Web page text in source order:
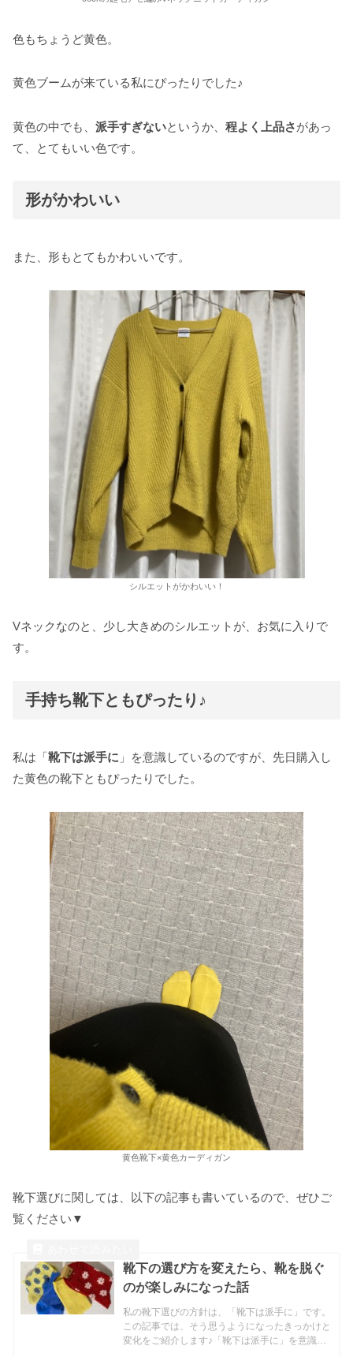
色もちょうど黄色。
黄色ブームが来ている私にぴったりでした♪
黄色の中でも、 派手すぎないというか、 程よく上品さがあっ
て、とてもいい色です。
形がかわいい
また、形もとてもかわいいです。
シルエットがかわいい！
Vネックなのと、少し大きめのシルエットが、お気に入りで
す。
手持ち靴下ともぴったり♪
私は「靴下は派手に 」を意識しているのですが、先日購入し
た黄色の靴下ともぴったりでした。
黄色靴下×黄色カーディガン
靴下選びに関しては、以下の記事も書いているので、ぜひご
覧ください▼
靴下の選び方を変えたら、靴を脱ぐ
のが楽しみになった話
私の靴下選びの方針は、「靴下は派手に」です。
この記事では、そう思うようになったきっかけと
変化をご紹介します♪「靴下は派手に」を意識し